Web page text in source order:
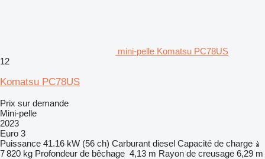
mini-pelle Komatsu PC78US
12
Komatsu PC78US
Prix sur demande
Mini-pelle
2023
Euro 3
Puissance 41.16 kW (56 ch) Carburant diesel Capacité de charge
7 820 kg Profondeur de bêchage 4,13 m Rayon de creusage 6,29 m